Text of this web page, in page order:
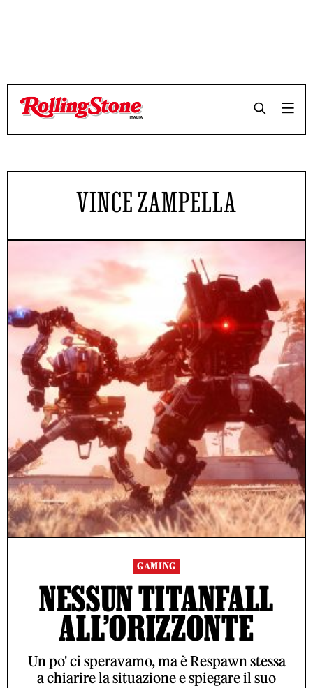
VINCE ZAMPELLA
GAMING
NESSUN TITANFALL
ALL’ORIZZONTE
Un po' ci speravamo, ma è Respawn stessa
a chiarire la situazione e spiegare il suo